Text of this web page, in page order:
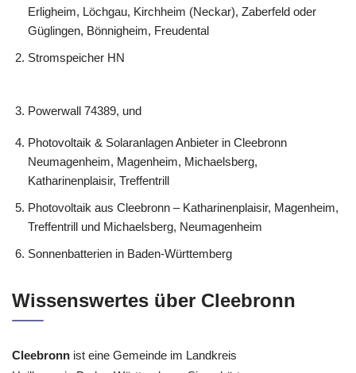
Erligheim, Löchgau, Kirchheim (Neckar), Zaberfeld oder
Güglingen, Bönnigheim, Freudental
Stromspeicher HN
Powerwall 74389, und
Photovoltaik & Solaranlagen Anbieter in Cleebronn
Neumagenheim, Magenheim, Michaelsberg,
Katharinenplaisir, Treffentrill
Photovoltaik aus Cleebronn – Katharinenplaisir, Magenheim,
Treffentrill und Michaelsberg, Neumagenheim
Sonnenbatterien in Baden-Württemberg
Wissenswertes über Cleebronn
Cleebronn ist eine Gemeinde im Landkreis